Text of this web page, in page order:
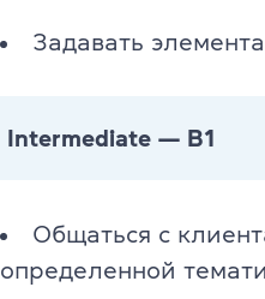
Задавать
Intermediate — В1
Общаться с
определенной